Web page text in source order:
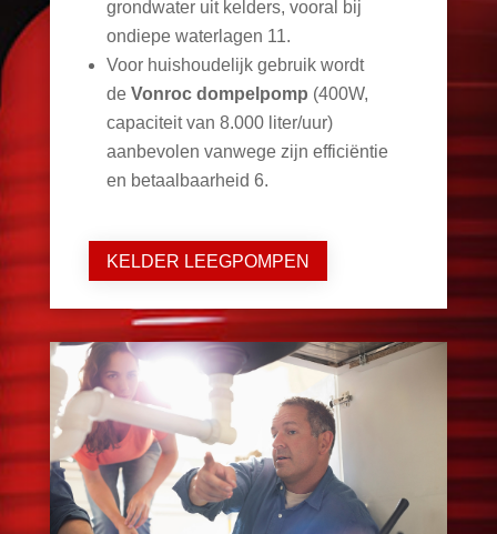
grondwater uit kelders, vooral bij
ondiepe waterlagen 11.
Voor huishoudelijk gebruik wordt
de Vonroc dompelpomp (400W,
capaciteit van 8.000 liter/uur)
aanbevolen vanwege zijn efficiëntie
en betaalbaarheid 6.
KELDER LEEGPOMPEN